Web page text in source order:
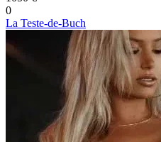
0
La Teste-de-Buch